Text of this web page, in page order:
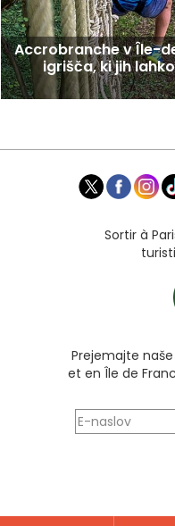
Accrobranche v Île-
igrišča, ki jih
Sortir à
Prejemajte
et en Île de